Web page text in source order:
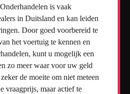
is vaak
in Duitsland en kan leiden
Door goed voorbereid te
het voertuig te kennen en
kunt u mogelijk een
zo meer waar voor uw geld
de moeite om niet meteen
vraagprijs, maar actief te